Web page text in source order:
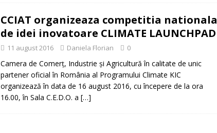
CCIAT organizeaza competitia nationala
de idei inovatoare CLIMATE LAUNCHPAD
11 august 2016 Daniela Florian 0
Camera de Comerț, Industrie și Agricultură în calitate de unic
partener oficial în România al Programului Climate KIC
organizează în data de 16 august 2016, cu începere de la ora
16.00, în Sala C.E.D.O. a […]